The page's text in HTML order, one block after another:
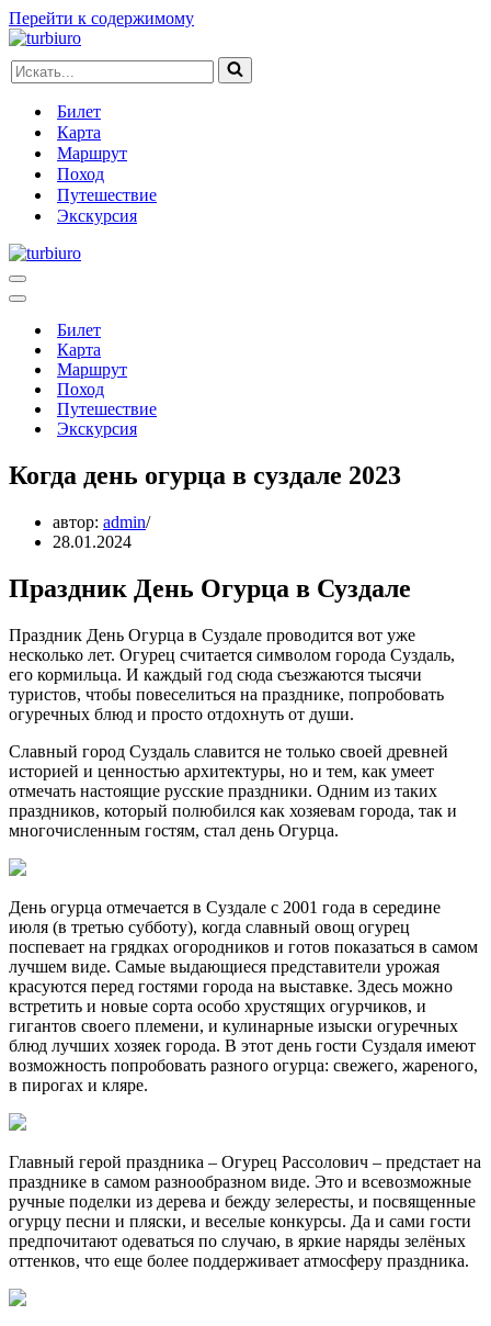
Перейти к содержимому
Искать...
Билет
Карта
Маршрут
Поход
Путешествие
Экскурсия
Меню
навигации
Меню
навигацииБилет
Карта
Маршрут
Поход
Путешествие
Экскурсия
Когда день огурца в суздале 2023
автор: admin
28.01.2024
Праздник День Огурца в Суздале
Праздник День Огурца в Суздале проводится вот уже
несколько лет. Огурец считается символом города Суздаль,
его кормильца. И каждый год сюда съезжаются тысячи
туристов, чтобы повеселиться на празднике, попробовать
огуречных блюд и просто отдохнуть от души.
Славный город Суздаль славится не только своей древней
историей и ценностью архитектуры, но и тем, как умеет
отмечать настоящие русские праздники. Одним из таких
праздников, который полюбился как хозяевам города, так и
многочисленным гостям, стал день Огурца.
День огурца отмечается в Суздале с 2001 года в середине
июля (в третью субботу), когда славный овощ огурец
поспевает на грядках огородников и готов показаться в самом
лучшем виде. Самые выдающиеся представители урожая
красуются перед гостями города на выставке. Здесь можно
встретить и новые сорта особо хрустящих огурчиков, и
гигантов своего племени, и кулинарные изыски огуречных
блюд лучших хозяек города. В этот день гости Суздаля имеют
возможность попробовать разного огурца: свежего, жареного,
в пирогах и кляре.
Главный герой праздника – Огурец Рассолович – предстает на
празднике в самом разнообразном виде. Это и всевозможные
ручные поделки из дерева и бежду зелересты, и посвященные
огурцу песни и пляски, и веселые конкурсы. Да и сами гости
предпочитают одеваться по случаю, в яркие наряды зелёных
оттенков, что еще более поддерживает атмосферу праздника.